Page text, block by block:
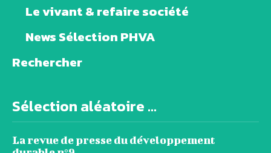
Le vivant & refaire société
News Sélection PHVA
Rechercher
Sélection aléatoire ...
La revue de presse du développement